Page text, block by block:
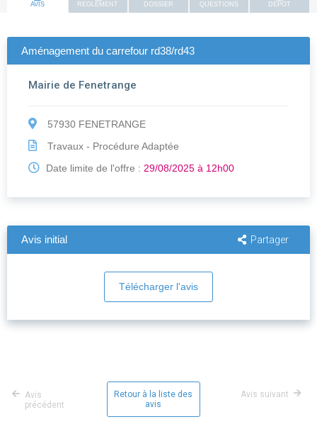
AVIS REGLEMENT DOSSIER QUESTIONS DEPOT
Aménagement du carrefour rd38/rd43
Mairie de Fenetrange
57930 FENETRANGE
Travaux - Procédure Adaptée
Date limite de l'offre : 29/08/2025 à 12h00
Avis initial Partager
Télécharger l'avis
Avis
précédent
Retour à la liste des
avis
Avis suivant